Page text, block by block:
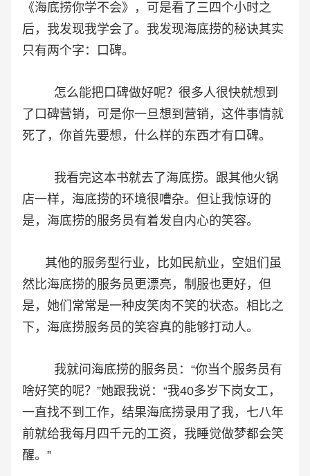
《海底捞你学不会》，可是看了三四个小时之
后，我发现我学会了。我发现海底捞的秘诀其实
只有两个字：口碑。
怎么能把口碑做好呢？很多人很快就想到
了口碑营销，可是你一旦想到营销，这件事情就
死了，你首先要想，什么样的东西才有口碑。
我看完这本书就去了海底捞。跟其他火锅
店一样，海底捞的环境很嘈杂。但让我惊讶的
是，海底捞的服务员有着发自内心的笑容。
其他的服务型行业，比如民航业，空姐们虽
然比海底捞的服务员更漂亮，制服也更好，但
是，她们常常是一种皮笑肉不笑的状态。相比之
下，海底捞服务员的笑容真的能够打动人。
我就问海底捞的服务员：“你当个服务员有
啥好笑的呢？”她跟我说：“我40多岁下岗女工，
一直找不到工作，结果海底捞录用了我，七八年
前就给我每月四千元的工资，我睡觉做梦都会笑
醒。”